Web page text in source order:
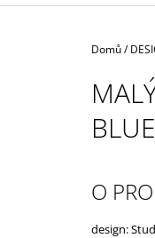
Domů/
O
design: